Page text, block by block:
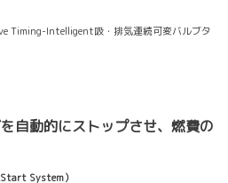
Timing-Intelligent吸・排気連続可変バルブタ
自動的にストップさせ、燃費の
System）